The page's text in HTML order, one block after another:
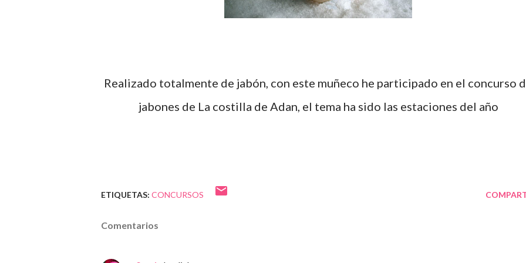
Realizado totalmente de jabón, con este muñeco he participado en el concurso de
jabones de La costilla de Adan, el tema ha sido las estaciones del año
ETIQUETAS: CONCURSOS
Comentarios